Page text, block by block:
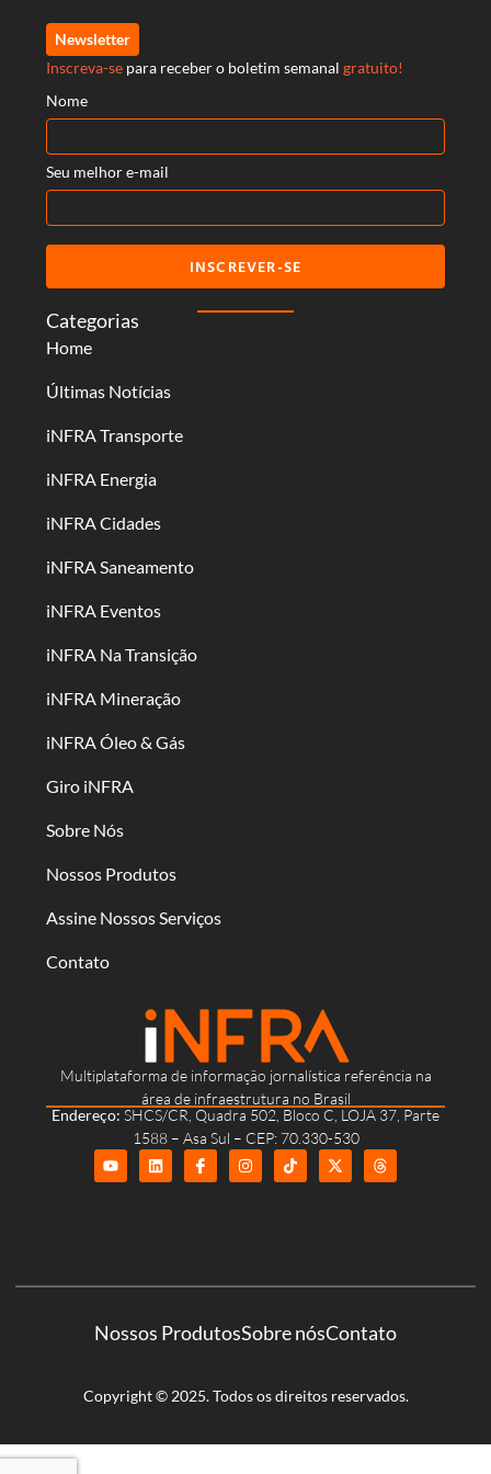
Multiplataforma de informação jornalística referência na
área de infraestrutura no Brasil
Endereço: SHCS/CR, Quadra 502, Bloco C, LOJA 37, Parte
1588 – Asa Sul – CEP: 70.330-530
Categorias
Home
Últimas Notícias
iNFRA Transporte
iNFRA Energia
iNFRA Cidades
iNFRA Saneamento
iNFRA Eventos
iNFRA Na Transição
iNFRA Mineração
iNFRA Óleo & Gás
Giro iNFRA
Sobre Nós
Nossos Produtos
Assine Nossos Serviços
Contato
Newsletter
Inscreva-se para receber o boletim semanal gratuito!
Nome
Seu melhor e-mail
INSCREVER-SE
Nossos ProdutosSobre nósContato
Copyright © 2025. Todos os direitos reservados.